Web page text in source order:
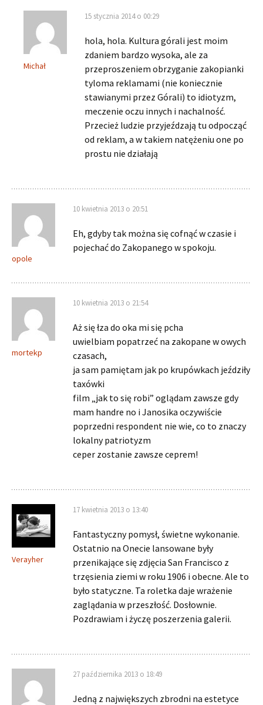
Michał
15 stycznia 2014 o 00:29
hola, hola. Kultura górali jest moim
zdaniem bardzo wysoka, ale za
przeproszeniem obrzyganie zakopianki
tyloma reklamami (nie koniecznie
stawianymi przez Górali) to idiotyzm,
meczenie oczu innych i nachalność.
Przecież ludzie przyjeźdzają tu odpocząć
od reklam, a w takiem natężeniu one po
prostu nie działają
opole
10 kwietnia 2013 o 20:51
Eh, gdyby tak można się cofnąć w czasie i
pojechać do Zakopanego w spokoju.
mortekp
10 kwietnia 2013 o 21:54
Aż się łza do oka mi się pcha
uwielbiam popatrzeć na zakopane w owych
czasach,
ja sam pamiętam jak po krupówkach jeździły
taxówki
film „jak to się robi” oglądam zawsze gdy
mam handre no i Janosika oczywiście
poprzedni respondent nie wie, co to znaczy
lokalny patriotyzm
ceper zostanie zawsze ceprem!
Verayher
17 kwietnia 2013 o 13:40
Fantastyczny pomysł, świetne wykonanie.
Ostatnio na Onecie lansowane były
przenikające się zdjęcia San Francisco z
trzęsienia ziemi w roku 1906 i obecne. Ale to
było statyczne. Ta roletka daje wrażenie
zaglądania w przeszłość. Dosłownie.
Pozdrawiam i życzę poszerzenia galerii.
27 października 2013 o 18:49
Jedną z największych zbrodni na estetyce